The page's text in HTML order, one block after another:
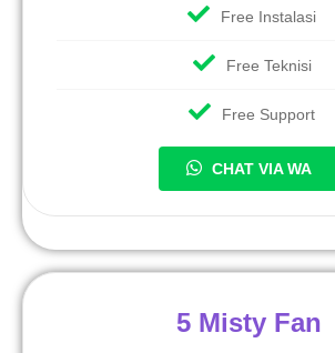
Free Instalasi
Free Teknisi
Free Support
CHAT VIA WA
5 Misty Fan